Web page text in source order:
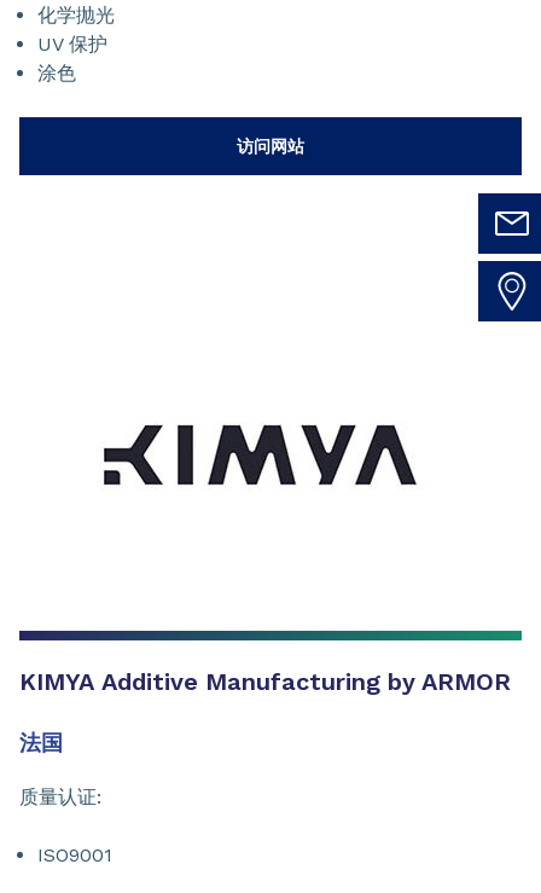
化学抛光
UV 保护
涂色
访问网站
KIMYA Additive Manufacturing by ARMOR
法国
质量认证:
ISO9001